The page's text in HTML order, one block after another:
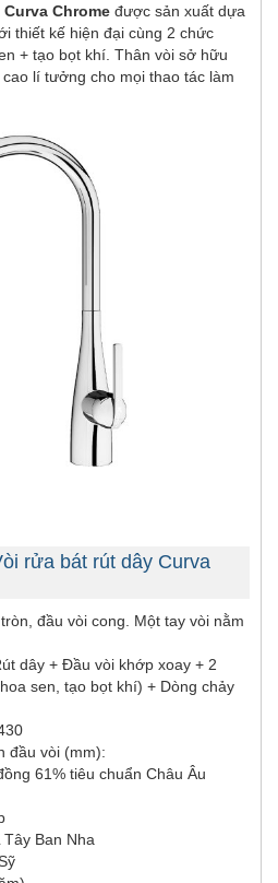
Chrome được sản xuất dựa
thiết kế hiện đại cùng 2 chức
+ tạo bọt khí. Thân vòi sở hữu
lí tưởng cho mọi thao tác làm
rửa bát rút dây Curva
đầu vòi cong. Một tay vòi nằm
dây + Đầu vòi khớp xoay + 2
sen, tạo bọt khí) + Dòng chảy
đầu vòi (mm):
61% tiêu chuẩn Châu Âu
Tây Ban Nha